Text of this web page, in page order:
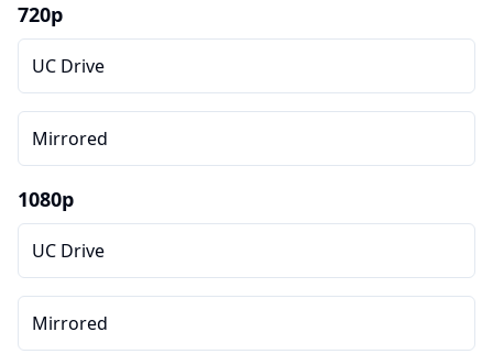
720p
UC Drive
Mirrored
1080p
UC Drive
Mirrored